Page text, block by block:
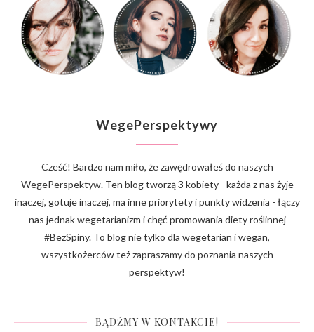
WegePerspektywy
Cześć! Bardzo nam miło, że zawędrowałeś do naszych
WegePerspektyw. Ten blog tworzą 3 kobiety - każda z nas żyje
inaczej, gotuje inaczej, ma inne priorytety i punkty widzenia - łączy
nas jednak wegetarianizm i chęć promowania diety roślinnej
#BezSpiny. To blog nie tylko dla wegetarian i wegan,
wszystkożerców też zapraszamy do poznania naszych
perspektyw!
BĄDŹMY W KONTAKCIE!